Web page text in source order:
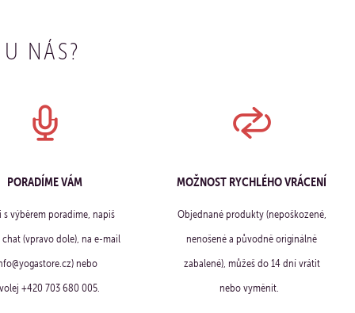
NÁS?
PORADÍME VÁM
s výběrem poradíme, napiš
(vpravo dole), na e-mail
nebo
+420 703 680 005.
MOŽNOST RYCHLÉHO VRÁCENÍ
Objednané produkty (nepoškozené,
nenošené a původně originálně
zabalené), můžeš do 14 dní vrátit
nebo vyměnit.